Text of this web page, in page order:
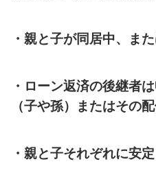
・親と子が同居中、ま
・ローン返済の後継者
（子や孫）またはその
・親と子それぞれに安